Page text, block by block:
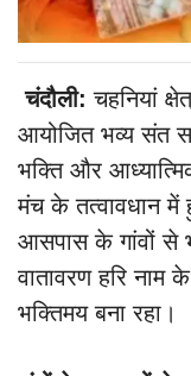
चंदौली: चहनियां
आयोजित भव्य संत
भक्ति और
मंच के तत्वावधान में
आसपास के गांवों से
वातावरण हरि
भक्तिमय बना रहा।